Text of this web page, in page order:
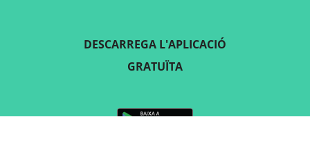
DESCARREGA L'APLICACIÓ
GRATUÏTA